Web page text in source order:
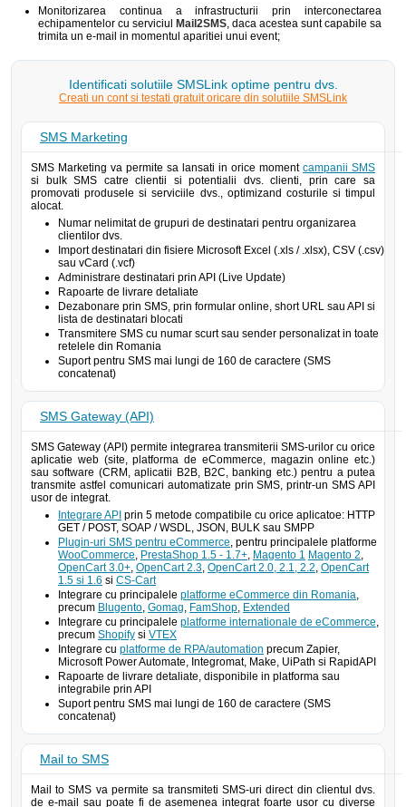
Monitorizarea continua a infrastructurii prin interconectarea
echipamentelor cu serviciul
Mail2SMS, daca acestea sunt capabile sa
trimita un e-mail in momentul aparitiei unui event;
Identificati solutiile SMSLink optime pentru dvs.
Creati un cont si testati gratuit oricare din solutiile SMSLink
SMS Marketing
SMS Marketing va permite sa lansati in orice moment campanii SMS
si bulk SMS catre clientii si potentialii dvs. clienti, prin care sa
promovati produsele si serviciile dvs., optimizand costurile si timpul
alocat.
Numar nelimitat de grupuri de destinatari pentru organizarea
clientilor dvs.
Import destinatari din fisiere Microsoft Excel (.xls / .xlsx), CSV (.csv)
sau vCard (.vcf)
Administrare destinatari prin API (Live Update)
Rapoarte de livrare detaliate
Dezabonare prin SMS, prin formular online, short URL sau API si
lista de destinatari blocati
Transmitere SMS cu numar scurt sau sender personalizat in toate
retelele din Romania
Suport pentru SMS mai lungi de 160 de caractere (SMS
concatenat)
SMS Gateway (API)
SMS Gateway (API) permite integrarea transmiterii SMS-urilor cu orice
aplicatie web (site, platforma de eCommerce, magazin online etc.)
sau software (CRM, aplicatii B2B, B2C, banking etc.) pentru a putea
transmite astfel comunicari automatizate prin SMS, printr-un SMS API
usor de integrat.
Integrare API prin 5 metode compatibile cu orice aplicatoe: HTTP
GET / POST, SOAP / WSDL, JSON, BULK sau SMPP
Plugin-uri SMS pentru eCommerce, pentru principalele platforme
WooCommerce, PrestaShop 1.5 - 1.7+, Magento 1 Magento 2,
OpenCart 3.0+, OpenCart 2.3, OpenCart 2.0, 2.1, 2.2, OpenCart
1.5 si 1.6 si CS-Cart
Integrare cu principalele platforme eCommerce din Romania,
precum Blugento, Gomag, FamShop, Extended
Integrare cu principalele platforme internationale de eCommerce,
precum Shopify si VTEX
Integrare cu platforme de RPA/automation precum Zapier,
Microsoft Power Automate, Integromat, Make, UiPath si RapidAPI
Rapoarte de livrare detaliate, disponibile in platforma sau
integrabile prin API
Suport pentru SMS mai lungi de 160 de caractere (SMS
concatenat)
Mail to SMS
Mail to SMS va permite sa transmiteti SMS-uri direct din clientul dvs.
de e-mail sau poate fi de asemenea integrat foarte usor cu diverse